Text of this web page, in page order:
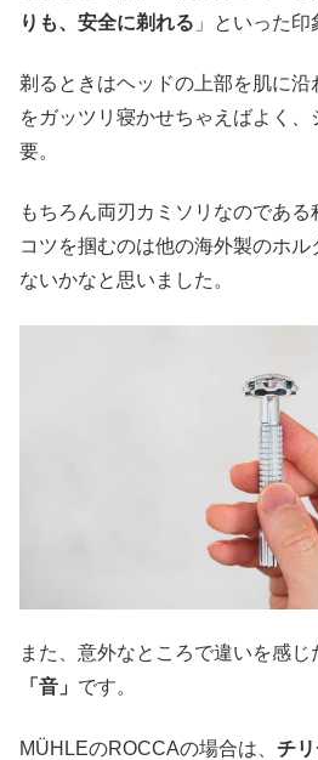
りも、安全に剃れる 」といった印
剃るときはヘッドの上部を肌に沿
をガッツリ寝かせちゃえばよく
要。
もちろん両刃カミソリなのである
コツを掴むのは他の海外製のホ
ないかなと思いました。
また、意外なところで違いを感じ
「音」 です。
MÜHLEのROCCAの場合は、 チ